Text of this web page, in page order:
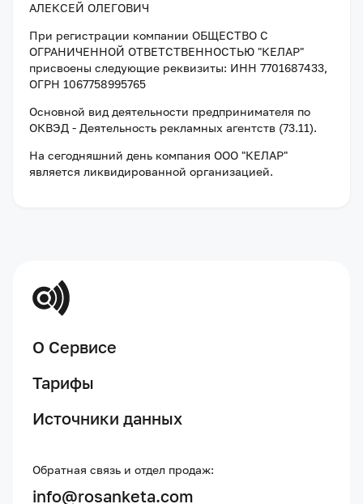
АЛЕКСЕЙ ОЛЕГОВИЧ
При регистрации компании ОБЩЕСТВО С
ОГРАНИЧЕННОЙ ОТВЕТСТВЕННОСТЬЮ "КЕЛАР"
присвоены следующие реквизиты: ИНН 7701687433,
ОГРН 1067758995765
Основной вид деятельности предпринимателя по
ОКВЭД - Деятельность рекламных агентств (73.11).
На сегодняшний день компания ООО "КЕЛАР"
является ликвидированной организацией.
О Сервисе
Тарифы
Источники данных
Обратная связь и отдел продаж:
info@rosanketa.com